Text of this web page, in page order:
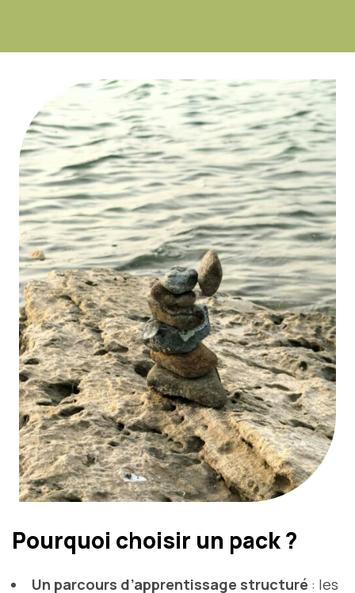
Pourquoi choisir un pack ?
Un parcours d’apprentissage structuré : les